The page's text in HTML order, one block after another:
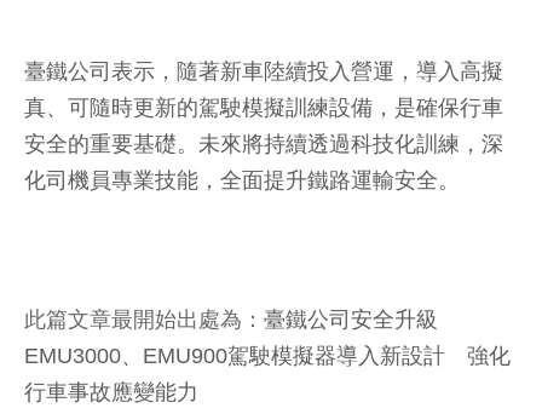
臺鐵公司表示，隨著新車陸續投入營運，導入高擬
真、可隨時更新的駕駛模擬訓練設備，是確保行車
安全的重要基礎。未來將持續透過科技化訓練，深
化司機員專業技能，全面提升鐵路運輸安全。
此篇文章最開始出處為： 臺鐵公司安全升級
EMU3000、EMU900駕駛模擬器導入新設計 強化
行車事故應變能力